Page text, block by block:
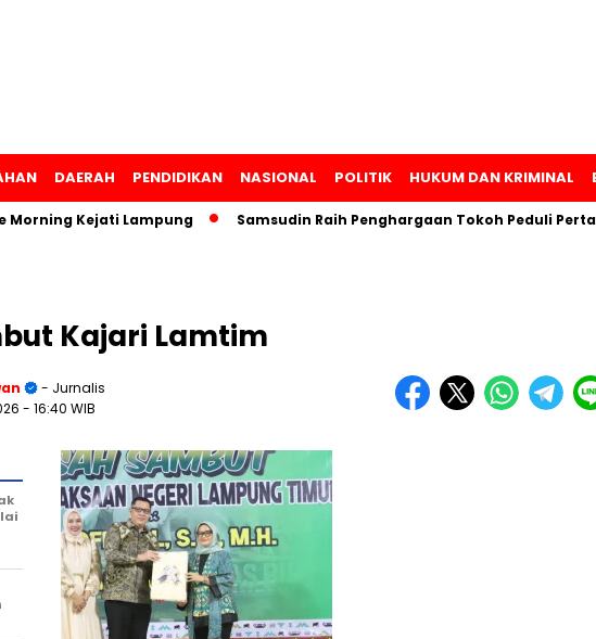
DAERAH PENDIDIKAN NASIONAL POLITIK HUKUM DAN KRIMINAL
Kejati Lampung Samsudin Raih Penghargaan Tokoh Peduli Pertanian
Kajari Lamtim
- Jurnalis
- 16:40 WIB